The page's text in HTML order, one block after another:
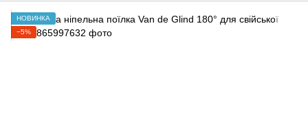
НОВИНКА
−5%